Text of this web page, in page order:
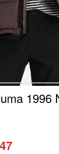
1996